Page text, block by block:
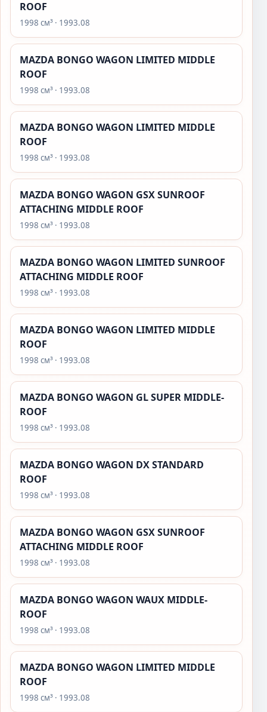
ROOF
1998 см³ · 1993.08
MAZDA BONGO WAGON LIMITED MIDDLE
ROOF
1998 см³ · 1993.08
MAZDA BONGO WAGON LIMITED MIDDLE
ROOF
1998 см³ · 1993.08
MAZDA BONGO WAGON GSX SUNROOF
ATTACHING MIDDLE ROOF
1998 см³ · 1993.08
MAZDA BONGO WAGON LIMITED SUNROOF
ATTACHING MIDDLE ROOF
1998 см³ · 1993.08
MAZDA BONGO WAGON LIMITED MIDDLE
ROOF
1998 см³ · 1993.08
MAZDA BONGO WAGON GL SUPER MIDDLE-
ROOF
1998 см³ · 1993.08
MAZDA BONGO WAGON DX STANDARD
ROOF
1998 см³ · 1993.08
MAZDA BONGO WAGON GSX SUNROOF
ATTACHING MIDDLE ROOF
1998 см³ · 1993.08
MAZDA BONGO WAGON WAUX MIDDLE-
ROOF
1998 см³ · 1993.08
MAZDA BONGO WAGON LIMITED MIDDLE
ROOF
1998 см³ · 1993.08